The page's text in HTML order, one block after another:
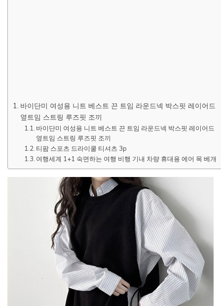
바이단미 여성용 니트 베스트 끈 트임 라운드넥 박스핏 레이어드
옆트임 스트링 루즈핏 조끼
바이단미 여성용 니트 베스트 끈 트임 라운드넥 박스핏 레이어드
옆트임 스트링 루즈핏 조끼
티팜 스포츠 드라이쿨 티셔츠 3p
여행세계 1+1 숙면하는 여행 비행 기내 차량 휴대용 에어 목 베개